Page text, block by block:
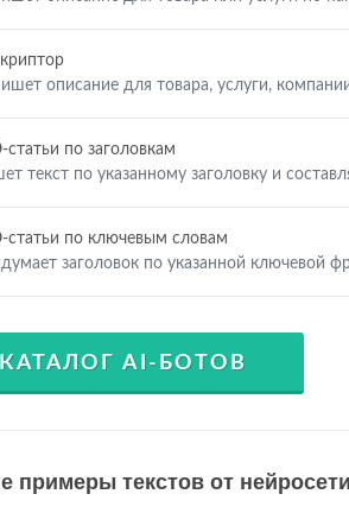
описание для товара, услуги,
статьи по заголовкам
текст по указанному заголовку и
статьи по ключевым словам
заголовок по указанной ключевой
КАТАЛОГ AI-БОТОВ
примеры текстов от